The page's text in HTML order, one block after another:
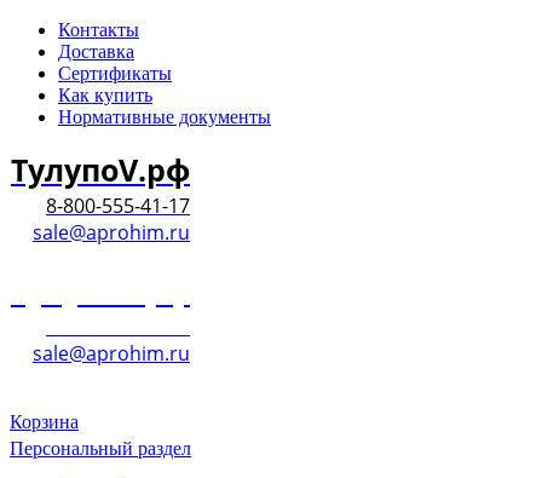
Контакты
Доставка
Сертификаты
Как купить
Нормативные документы
ТулупоV.рф
8-800-555-41-17
sale@aprohim.ru
sale@aprohim.ru
Корзина
Персональный раздел